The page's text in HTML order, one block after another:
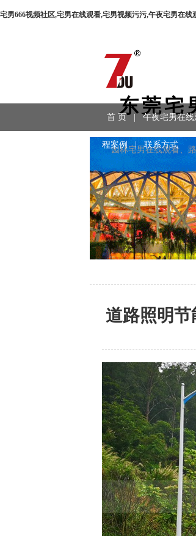
宅男666视频社区,宅男在线观看,宅男视频污污,午夜宅男在线
东莞宅
园林宅男在线观看、
首 页 午夜宅男在线
程案例 | 联系方式
道路照明